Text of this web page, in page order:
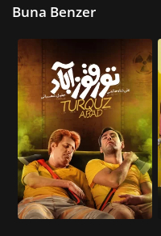
Buna Benzer